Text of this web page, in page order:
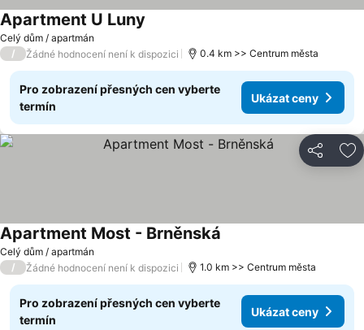
Celý dům / apartmán
Apartment U Luny
/ Žádné hodnocení není k dispozici 0.4 km >> Centrum města
Pro zobrazení přesných cen vyberte
termín
Ukázat ceny
Sdílet
Celý dům / apartmán
Apartment Most - Brněnská
/ Žádné hodnocení není k dispozici 1.0 km >> Centrum města
Pro zobrazení přesných cen vyberte
termín
Ukázat ceny